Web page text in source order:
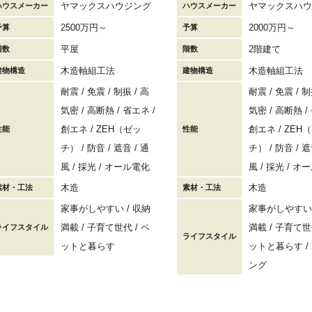
ウスメーカー ヤマックスハウジング
算 2500万円～
数 平屋
物構造 木造軸組工法
能
耐震 免震 制振
高
気密
高断熱
省エネ
創エネ
ZEH（ゼッ
チ）
防音 遮音
通
風
採光 オール電化
材・工法 木造
イフスタイル
家事がしやすい
収納
満載
子育て世代
ペ
ットと暮らす
ハウスメーカー ヤマックスハ
予算 2000万円～
階数 2階建て
建物構造 木造軸組工法
性能
耐震 免震
気密
高断熱
創エネ
ZEH
チ）
防音
風
採光 オ
素材・工法 木造
ライフスタイル
家事がしやすい
満載
子育て
ットと暮らす
ング